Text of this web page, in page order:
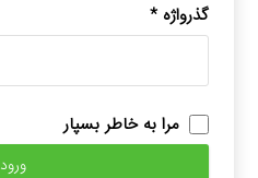
گذرواژه *
مرا به خاطر بسپار
ورود